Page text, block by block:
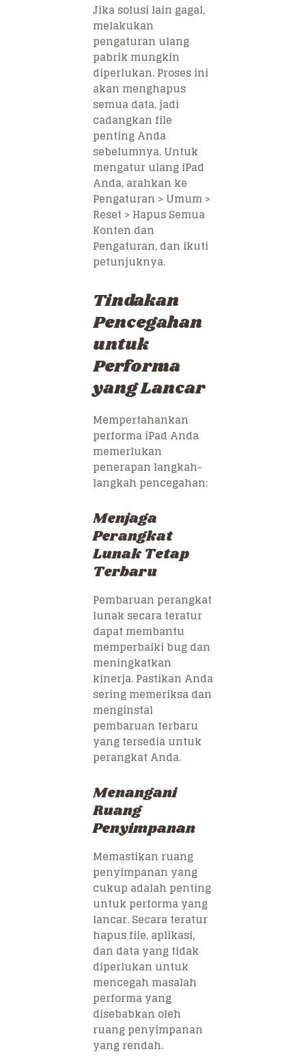
Jika solusi lain gagal,
melakukan
pengaturan ulang
pabrik mungkin
diperlukan. Proses ini
akan menghapus
semua data, jadi
cadangkan file
penting Anda
sebelumnya. Untuk
mengatur ulang iPad
Anda, arahkan ke
Pengaturan > Umum >
Reset > Hapus Semua
Konten dan
Pengaturan, dan ikuti
petunjuknya.
Tindakan
Pencegahan
untuk
Performa
yang Lancar
Mempertahankan
performa iPad Anda
memerlukan
penerapan langkah-
langkah pencegahan:
Menjaga
Perangkat
Lunak Tetap
Terbaru
Pembaruan perangkat
lunak secara teratur
dapat membantu
memperbaiki bug dan
meningkatkan
kinerja. Pastikan Anda
sering memeriksa dan
menginstal
pembaruan terbaru
yang tersedia untuk
perangkat Anda.
Menangani
Ruang
Penyimpanan
Memastikan ruang
penyimpanan yang
cukup adalah penting
untuk performa yang
lancar. Secara teratur
hapus file, aplikasi,
dan data yang tidak
diperlukan untuk
mencegah masalah
performa yang
disebabkan oleh
ruang penyimpanan
yang rendah.